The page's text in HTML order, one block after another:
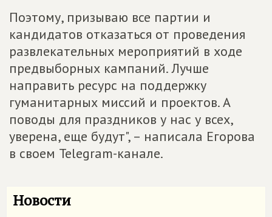
Поэтому, призываю все партии и
кандидатов отказаться от проведения
развлекательных мероприятий в ходе
предвыборных кампаний. Лучше
направить ресурс на поддержку
гуманитарных миссий и проектов. А
поводы для праздников у нас у всех,
уверена, еще будут", – написала Егорова
в своем Telegram-канале.
Новости